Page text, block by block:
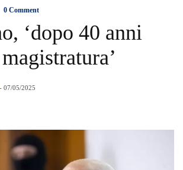
0 Comment
‘dopo 40 anni
- 07/05/2025